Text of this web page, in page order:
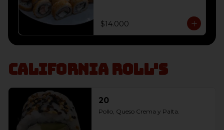
Cebollín envoltura panko,
10 Salmon, Queso Crema y
Cebollín envoltura panko
$14.000
California Roll's
20
Pollo, Queso Crema y Palta.